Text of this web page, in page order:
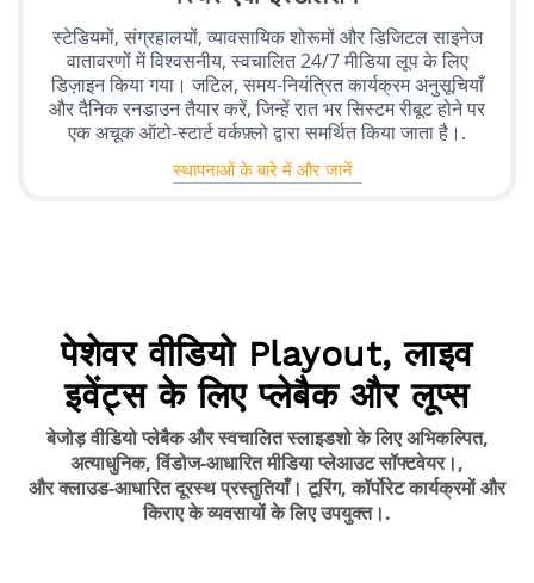
स्टेडियमों, संग्रहालयों, व्यावसायिक शोरूमों और डिजिटल साइनेज
वातावरणों में विश्वसनीय, स्वचालित 24/7 मीडिया लूप के लिए
डिज़ाइन किया गया। जटिल, समय-नियंत्रित कार्यक्रम अनुसूचियाँ
और दैनिक रनडाउन तैयार करें, जिन्हें रात भर सिस्टम रीबूट होने पर
एक अचूक ऑटो-स्टार्ट वर्कफ़्लो द्वारा समर्थित किया जाता है।.
स्थापनाओं के बारे में और जानें
पेशेवर वीडियो Playout, लाइव
इवेंट्स के लिए प्लेबैक और लूप्स
बेजोड़ वीडियो प्लेबैक और स्वचालित स्लाइडशो के लिए अभिकल्पित,
अत्याधुनिक, विंडोज-आधारित मीडिया प्लेआउट सॉफ्टवेयर।,
और क्लाउड-आधारित दूरस्थ प्रस्तुतियाँ। टूरिंग, कॉर्पोरेट कार्यक्रमों और
किराए के व्यवसायों के लिए उपयुक्त।.